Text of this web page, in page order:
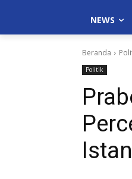
NEWS
Beranda
Politik